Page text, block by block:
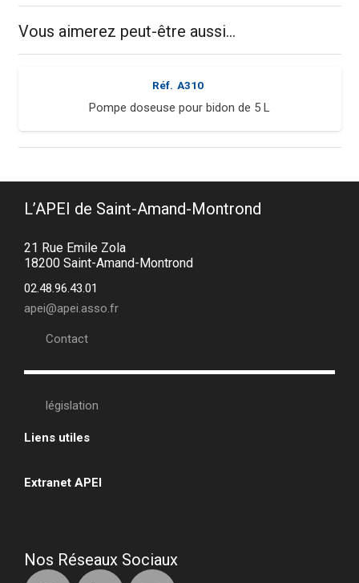
Vous aimerez peut-être aussi…
Réf. A310
Pompe doseuse pour bidon de 5 L
L’APEI de Saint-Amand-Montrond
21 Rue Emile Zola
18200 Saint-Amand-Montrond
02.48.96.43.01
apei@apei.asso.fr
Contact
législation
Liens utiles
Extranet APEI
Nos Réseaux Sociaux